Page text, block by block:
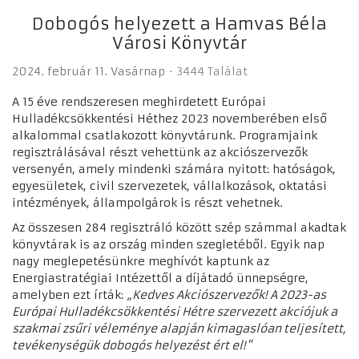
Dobogós helyezett a Hamvas Béla
Városi Könyvtár
2024. február 11. Vasárnap 3444 Találat
A 15 éve rendszeresen meghirdetett Európai
Hulladékcsökkentési Héthez 2023 novemberében első
alkalommal csatlakozott könyvtárunk. Programjaink
regisztrálásával részt vehettünk az akciószervezők
versenyén, amely mindenki számára nyitott: hatóságok,
egyesületek, civil szervezetek, vállalkozások, oktatási
intézmények, állampolgárok is részt vehetnek.
Az összesen 284 regisztráló között szép számmal akadtak
könyvtárak is az ország minden szegletéből. Egyik nap
nagy meglepetésünkre meghívót kaptunk az
Energiastratégiai Intézettől a díjátadó ünnepségre,
amelyben ezt írták: „Kedves Akciószervezők! A 2023-as
Európai Hulladékcsökkentési Hétre szervezett akciójuk a
szakmai zsűri véleménye alapján kimagaslóan teljesített,
tevékenységük dobogós helyezést ért el!"